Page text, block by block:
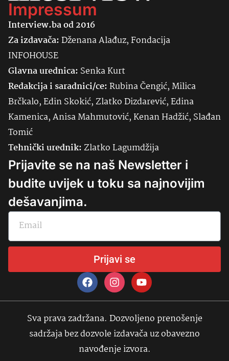
Impressum
Interview.ba od 2016
Za izdavača:Dženana Alađuz, Fondacija
INFOHOUSE
Glavna urednica: SenkaKurt
Redakcija i saradnici/ce:Rubina Čengić, Milica
Brčkalo, Edin Skokić, Zlatko Dizdarević, Edina
Kamenica, Anisa Mahmutović, Kenan Hadžić, Slađan
Tomić
Tehnički urednik:Zlatko Lagumdžija
Prijavite se na naš Newsletter i
budite uvijek u toku sa najnovijim
dešavanjima.
Prijavi se
Sva prava zadržana. Dozvoljeno prenošenje
sadržaja bez dozvole izdavača uz obavezno
navođenje izvora.